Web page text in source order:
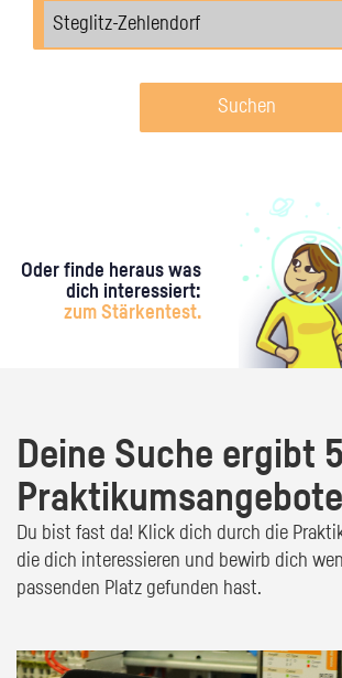
Suchen
Oder finde heraus was
dich interessiert:
zum Stärkentest.
Deine Suche ergibt 5
Du bist fast da! Klick dich durch die
die dich interessieren und bewirb dich
passenden Platz gefunden hast.